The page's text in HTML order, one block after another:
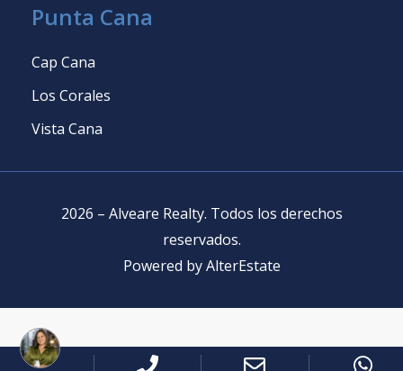
Punta Cana
Cap Cana
Los Corales
Vista Cana
2026 – Alveare Realty. Todos los derechos
reservados.
Powered by AlterEstate